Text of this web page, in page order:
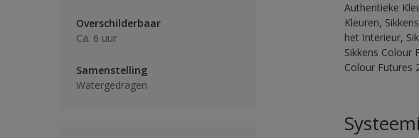
Overschilderbaar
Ca. 6 uur
Samenstelling
Watergedragen
Authentieke
Kleuren,
het Interieur,
Sikkens Colour
Colour Futures